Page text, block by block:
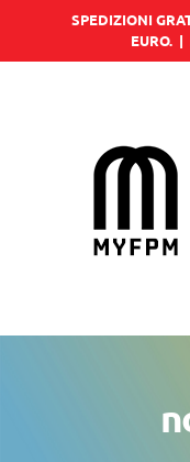
SPEDIZIONI
EURO. |